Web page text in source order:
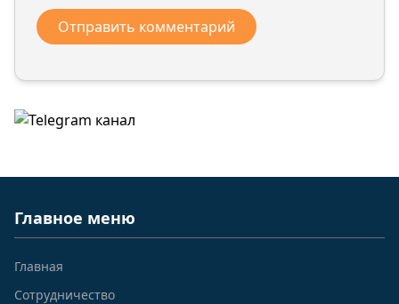
Главное меню
Главная
Сотрудничество